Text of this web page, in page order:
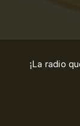
¡La radio